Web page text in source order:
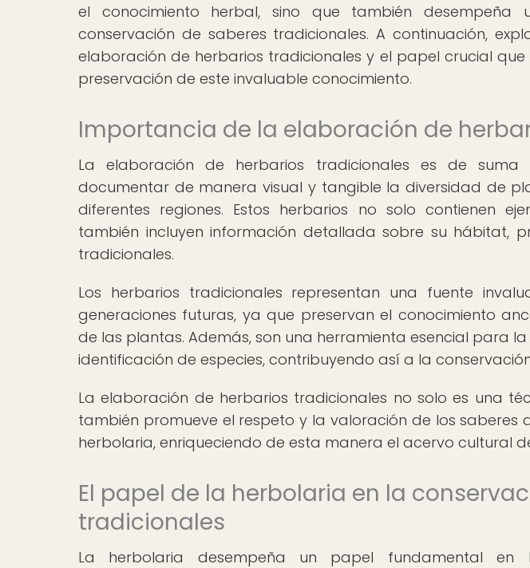
el conocimiento herbal, sino que también
conservación de saberes tradicionales. A continuación,
elaboración de herbarios tradicionales y el papel crucial
preservación de este invaluable conocimiento.
Importancia de la elaboración de
La elaboración de herbarios tradicionales es de
documentar de manera visual y tangible la diversidad de
diferentes regiones. Estos herbarios no solo contienen
también incluyen información detallada sobre su hábitat,
tradicionales.
Los herbarios tradicionales representan una fuente
generaciones futuras, ya que preservan el conocimiento
de las plantas. Además, son una herramienta esencial para
identificación de especies, contribuyendo así a la
La elaboración de herbarios tradicionales no solo es una
también promueve el respeto y la valoración de los saberes
herbolaria, enriqueciendo de esta manera el acervo cultural
El papel de la herbolaria en la
tradicionales
La herbolaria desempeña un papel fundamental en